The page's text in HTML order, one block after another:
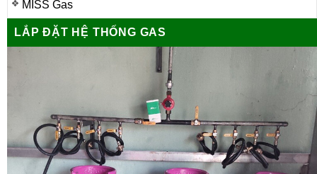
MISS Gas
LẮP ĐẶT HỆ THỐNG GAS